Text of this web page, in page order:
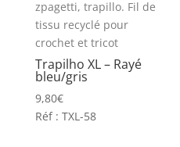
Trapilho XL – Rayé
bleu/gris
9,80€
Réf : TXL-58